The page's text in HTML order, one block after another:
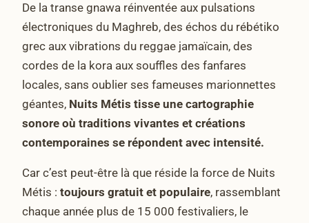
De la transe gnawa réinventée aux pulsations
électroniques du Maghreb, des échos du rébétiko
grec aux vibrations du reggae jamaïcain, des
cordes de la kora aux souffles des fanfares
locales, sans oublier ses fameuses marionnettes
géantes, Nuits Métis tisse une cartographie
sonore où traditions vivantes et créations
contemporaines se répondent avec intensité.
Car c’est peut-être là que réside la force de Nuits
Métis : toujours gratuit et populaire, rassemblant
chaque année plus de 15 000 festivaliers, le